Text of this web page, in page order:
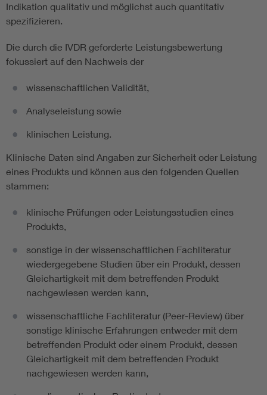
Indikation qualitativ und möglichst auch quantitativ
spezifizieren.
Die durch die IVDR geforderte Leistungsbewertung
fokussiert auf den Nachweis der
wissenschaftlichen Validität,
Analyseleistung sowie
klinischen Leistung.
Klinische Daten sind Angaben zur Sicherheit oder Leistung
eines Produkts und können aus den folgenden Quellen
stammen:
klinische Prüfungen oder Leistungsstudien eines
Produkts,
sonstige in der wissenschaftlichen Fachliteratur
wiedergegebene Studien über ein Produkt, dessen
Gleichartigkeit mit dem betreffenden Produkt
nachgewiesen werden kann,
wissenschaftliche Fachliteratur (Peer-Review) über
sonstige klinische Erfahrungen entweder mit dem
betreffenden Produkt oder einem Produkt, dessen
Gleichartigkeit mit dem betreffenden Produkt
nachgewiesen werden kann,